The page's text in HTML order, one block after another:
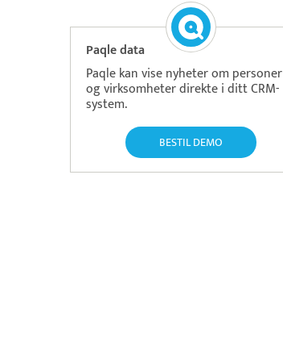
Paqle data
Paqle kan vise nyheter om personer
og virksomheter direkte i ditt CRM-
system.
BESTIL DEMO